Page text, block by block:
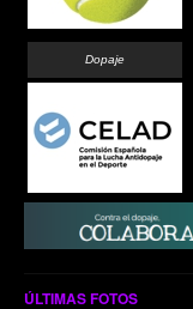
Dopaje
ÚLTIMAS FOTOS